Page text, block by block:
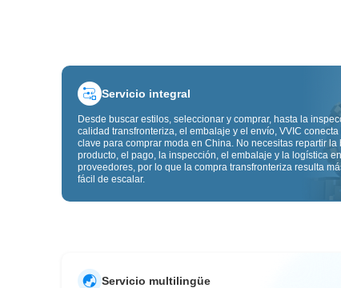
Servicio integral
Desde buscar estilos, seleccionar y comprar, hasta la
calidad transfronteriza, el embalaje y el envío, VVIC
clave para comprar moda en China. No necesitas repartir la
producto, el pago, la inspección, el embalaje y la logística
proveedores, por lo que la compra transfronteriza resulta
fácil de escalar.
Servicio multilingüe